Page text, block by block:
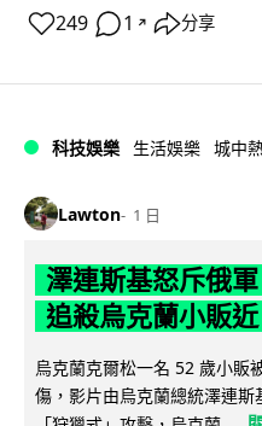
249 1 ↗ 分享
科技娛樂 生活娛樂 城中
Lawton 1 日
澤連斯基怒斥俄
追殺烏克蘭小販
烏克蘭克爾松一名 52 歲小販
傷，影片由烏克蘭總統澤連